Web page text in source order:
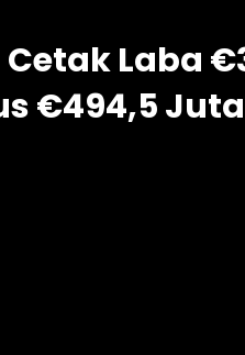
Cetak Laba
€494,5